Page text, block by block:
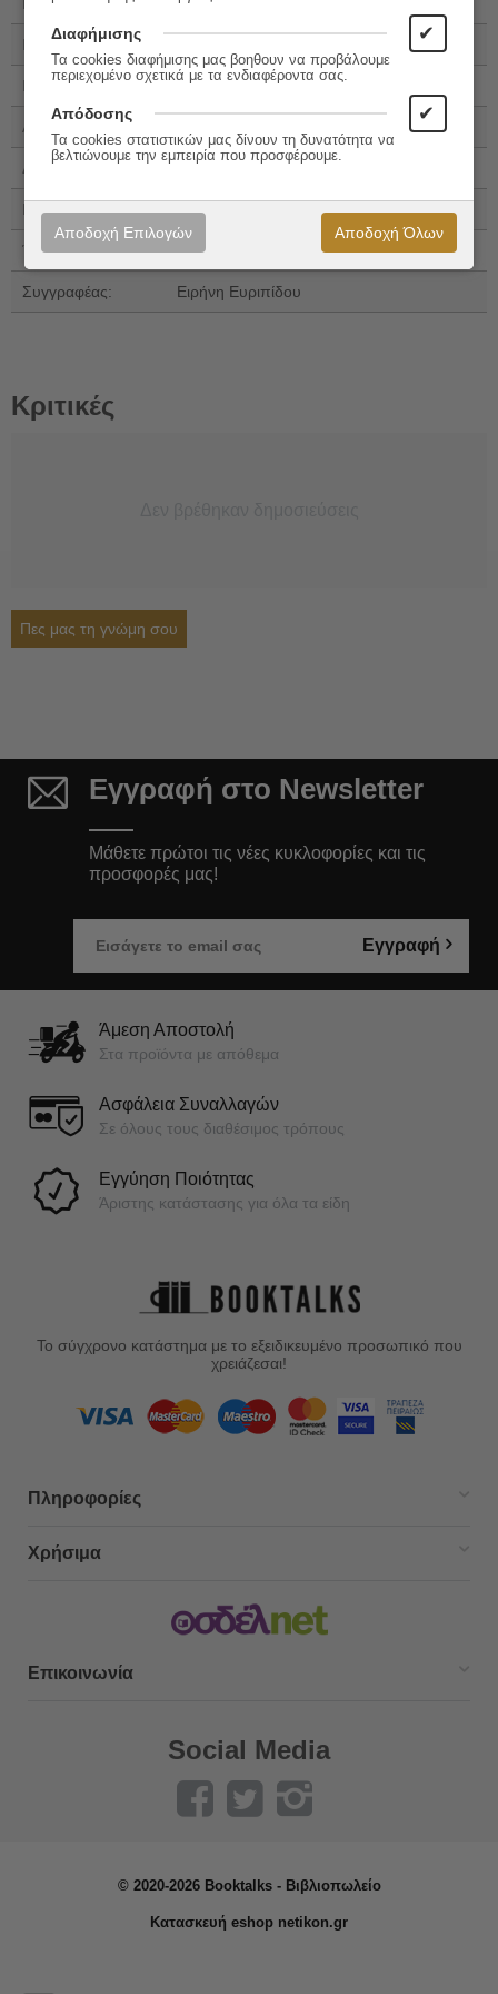
ISBN:
ISBN 13: 978-960-521-255-1
Αριθμός Σελίδων:
Διαστάσεις: 23x17
Εξώφυλλο: Μαλακό εξώφυλλο
Έτος Έκδοσης: 2016
Συγγραφέας: Ειρήνη Ευριπίδου
Κριτικές
Πες μας τη γνώμη σου
Εγγραφή στο Newsletter
Μάθετε πρώτοι τις νέες κυκλοφορίες και τις
προσφορές μας!
Εγγραφή
Άμεση Αποστολή
Στα προϊόντα με απόθεμα
Ασφάλεια Συναλλαγών
Σε όλους τους διαθέσιμος τρόπους
Εγγύηση Ποιότητας
Άριστης κατάστασης για όλα τα είδη
Το σύγχρονο κατάστημα με το εξειδικευμένο προσωπικό που
χρειάζεσαι!
Πληροφορίες
Χρήσιμα
Επικοινωνία
Social Media
© 2020-2026 Booktalks - Βιβλιοπωλείο
Κατασκευή eshop netikon.gr
Διαφήμισης ✔
Τα cookies διαφήμισης μας βοηθουν να προβάλουμε
περιεχομένο σχετικά με τα ενδιαφέροντα σας.
Απόδοσης ✔
Τα cookies στατιστικών μας δίνουν τη δυνατότητα να
βελτιώνουμε την εμπειρία που προσφέρουμε.
Αποδοχή Επιλογών Αποδοχή Όλων